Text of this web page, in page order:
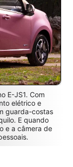
E-JS1. Com
elétrico e
guarda-costas
E quando
e a câmera de